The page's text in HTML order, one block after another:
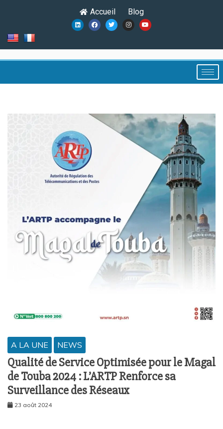
Accueil Blog
A LA UNE NEWS
Qualité de Service Optimisée pour le Magal
de Touba 2024 : L’ARTP Renforce sa
Surveillance des Réseaux
23 août 2024